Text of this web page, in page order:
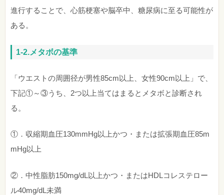
進行することで、心筋梗塞や脳卒中、糖尿病に至る可能性が
ある。
1-2.メタボの基準
「ウエストの周囲径が男性85cm以上、女性90cm以上」で、
下記①～③うち、2つ以上当てはまるとメタボと診断され
る。
①．収縮期血圧130mmHg以上かつ・または拡張期血圧85m
mHg以上
②．中性脂肪150mg/dL以上かつ・またはHDLコレステロー
ル40mg/dL未満